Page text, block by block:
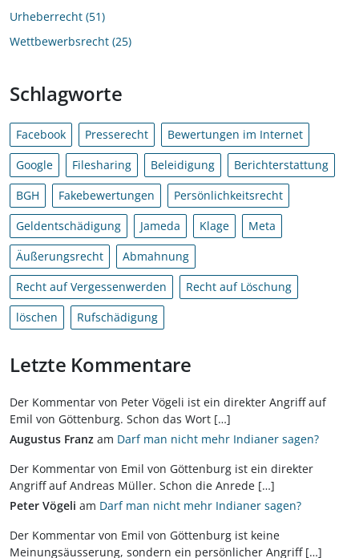
Urheberrecht 51
Wettbewerbsrecht 25
Schlagworte
Facebook Presserecht
Bewertungen im Internet
Google
Filesharing Beleidigung
Berichterstattung
BGH
Fakebewertungen
Persönlichkeitsrecht
Geldentschädigung
Jameda Klage
Meta
Äußerungsrecht
Abmahnung
Recht auf Vergessenwerden
Recht auf Löschung
löschen
Rufschädigung
Letzte Kommentare
Der Kommentar von Peter Vögeli ist ein direkter Angriff auf
Emil von Göttenburg. Schon das Wort […]
Augustus Franz am Darf man nicht mehr Indianer sagen?
Der Kommentar von Emil von Göttenburg ist ein direkter
Angriff auf Andreas Müller. Schon die Anrede […]
Peter Vögeli am Darf man nicht mehr Indianer sagen?
Der Kommentar von Emil von Göttenburg ist keine
Meinungsäusserung, sondern ein persönlicher Angriff […]